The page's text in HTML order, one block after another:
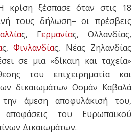
κρίση ξέσπασε όταν στις 18
τους δήλωση– οι πρέσβεις
ς, Γερμανίας, Ολλανδίας,
ς, Φινλανδίας, Νέας Ζηλανδίας
σε μια «δίκαιη και ταχεία»
του επιχειρηματία και
δικαιωμάτων Οσμάν Καβαλά
την άμεση αποφυλάκισή του,
του Ευρωπαϊκού
Δικαιωμάτων.